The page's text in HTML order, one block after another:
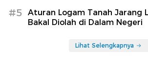
#5
Aturan Logam Tanah Jarang
Bakal Diolah di Dalam Negeri
Lihat Selengkapnya